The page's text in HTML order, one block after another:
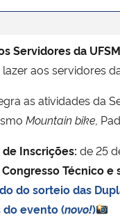
Servidores da UFSM
aos servidores
as atividades da
Mountain bike,
Inscrições: de 25
Congresso Técnico
do sorteio das
do evento (novo!)